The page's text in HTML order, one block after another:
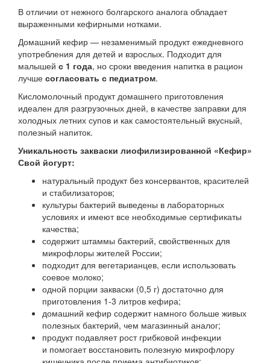
В отличии от нежного болгарского аналога обладает
выраженными кефирными нотками.
Домашний кефир — незаменимый продукт ежедневного
употребления для детей и взрослых. Подходит для
малышей с 1 года, но сроки введения напитка в рацион
лучше согласовать с педиатром.
Кисломолочный продукт домашнего приготовления
идеален для разгрузочных дней, в качестве заправки для
холодных летних супов и как самостоятельный вкусный,
полезный напиток.
Уникальность закваски лиофилизированной «Кефир»
Свой йогурт:
натуральный продукт без консервантов, красителей
и стабилизаторов;
культуры бактерий выведены в лабораторных
условиях и имеют все необходимые сертификаты
качества;
содержит штаммы бактерий, свойственных для
микрофлоры жителей России;
подходит для вегетарианцев, если использовать
соевое молоко;
одной порции закваски (0,5 г) достаточно для
приготовления 1-3 литров кефира;
домашний кефир содержит намного больше живых
полезных бактерий, чем магазинный аналог;
продукт подавляет рост грибковой инфекции
и помогает восстановить полезную микрофлору